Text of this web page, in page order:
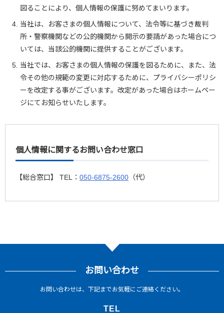
図ることにより、個人情報の保護に努めてまいります。
当社は、お客さまの個人情報について、法令等に基づき裁判
所・警察機関などの公的機関から開示の要請があった場合につ
いては、当該公的機関に提供することがございます。
当社では、お客さまの個人情報の保護を図るために、また、法
令その他の規範の変更に対応するために、プライバシーポリシ
ーを改定する事がございます。改定があった場合はホームペー
ジにてお知らせいたします。
個人情報に関するお問い合わせ窓口
【総合窓口】 TEL： 050-6875-2600 （代）
お問い合わせ
お問い合わせは、下記までお気軽にご連絡ください。
TEL